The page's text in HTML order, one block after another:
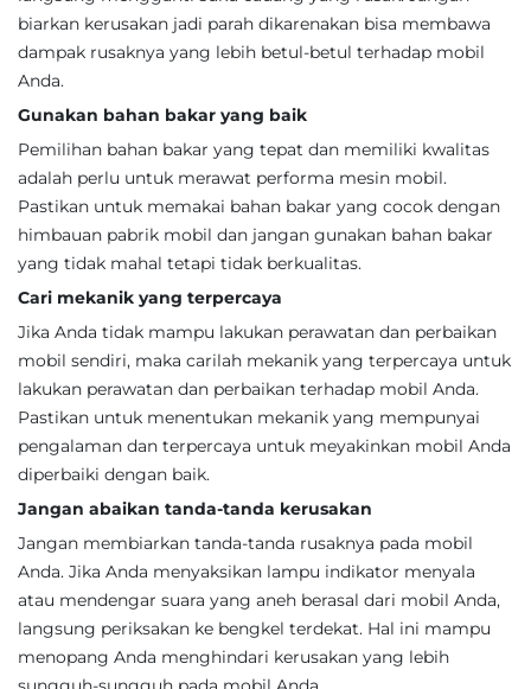
biarkan kerusakan jadi parah dikarenakan bisa membawa
dampak rusaknya yang lebih betul-betul terhadap mobil
Anda.
Gunakan bahan bakar yang baik
Pemilihan bahan bakar yang tepat dan memiliki kwalitas
adalah perlu untuk merawat performa mesin mobil.
Pastikan untuk memakai bahan bakar yang cocok dengan
himbauan pabrik mobil dan jangan gunakan bahan bakar
yang tidak mahal tetapi tidak berkualitas.
Cari mekanik yang terpercaya
Jika Anda tidak mampu lakukan perawatan dan perbaikan
mobil sendiri, maka carilah mekanik yang terpercaya untuk
lakukan perawatan dan perbaikan terhadap mobil Anda.
Pastikan untuk menentukan mekanik yang mempunyai
pengalaman dan terpercaya untuk meyakinkan mobil Anda
diperbaiki dengan baik.
Jangan abaikan tanda-tanda kerusakan
Jangan membiarkan tanda-tanda rusaknya pada mobil
Anda. Jika Anda menyaksikan lampu indikator menyala
atau mendengar suara yang aneh berasal dari mobil Anda,
langsung periksakan ke bengkel terdekat. Hal ini mampu
menopang Anda menghindari kerusakan yang lebih